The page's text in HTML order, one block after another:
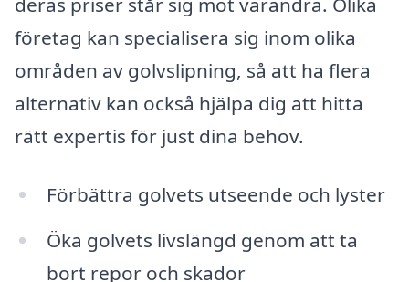
företag kan specialisera sig inom olika
områden av golvslipning, så att ha flera
alternativ kan också hjälpa dig att hitta
rätt expertis för just dina behov.
Förbättra golvets utseende och lyster
Öka golvets livslängd genom att ta
bort repor och skador